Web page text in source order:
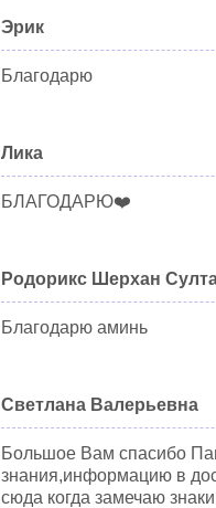
Эрик
Благодарю
Лика
БЛАГОДАРЮ❤️
Родорикс Шерхан
Благодарю аминь
Светлана Валерьевна
Большое Вам спасибо
знания,информацию в
сюда когда замечаю знаки